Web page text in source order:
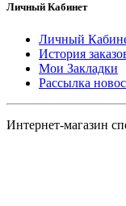
Личный Кабинет
Личный
История
Мои Закладки
Рассылка
Интернет-магазин